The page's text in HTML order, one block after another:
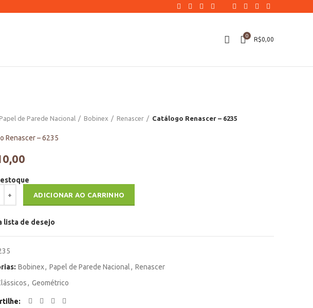
0
R$0,00
de Parede Nacional Bobinex Renascer Catálogo Renascer – 6235
Renascer – 6235
estoque
ADICIONAR AO CARRINHO
lista de desejo
Bobinex, Papel de Parede Nacional, Renascer
, Geométrico